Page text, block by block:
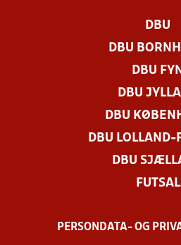
DBU
DBU
DBU FYN
DBU
DBU
DBU LOLLAND-
DBU
FUTSAL
PERSONDATA- OG